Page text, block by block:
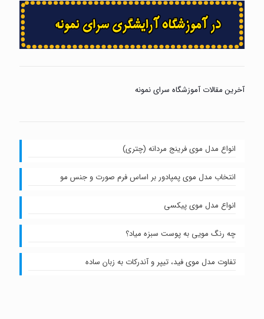
آخرین مقالات آموزشگاه سرای نمونه
انواع مدل موی فرینج مردانه (چتری)
انتخاب مدل موی پمپادور بر اساس فرم صورت و جنس مو
انواع مدل موی پیکسی
چه رنگ مویی به پوست سبزه میاد؟
تفاوت مدل موی فید، تیپر و آندرکات به زبان ساده